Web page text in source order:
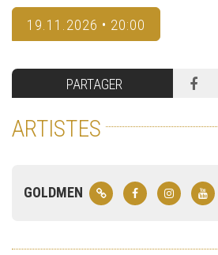
19.11.2026 • 20:00
PARTAGER
ARTISTES
GOLDMEN